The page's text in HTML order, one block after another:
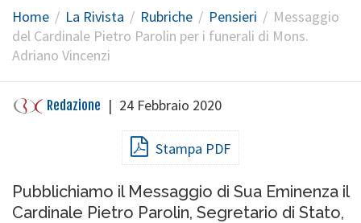
Home La Rivista Rubriche Pensieri
Messaggio
del Cardinale Pietro Parolin per i funerali di Mons.
Adriano Vincenzi
Redazione | 24 Febbraio 2020
Stampa PDF
Pubblichiamo il Messaggio di Sua Eminenza il
Cardinale Pietro Parolin, Segretario di Stato,